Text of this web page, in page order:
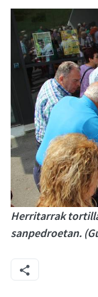
Herritarrak
sanpedroetan.